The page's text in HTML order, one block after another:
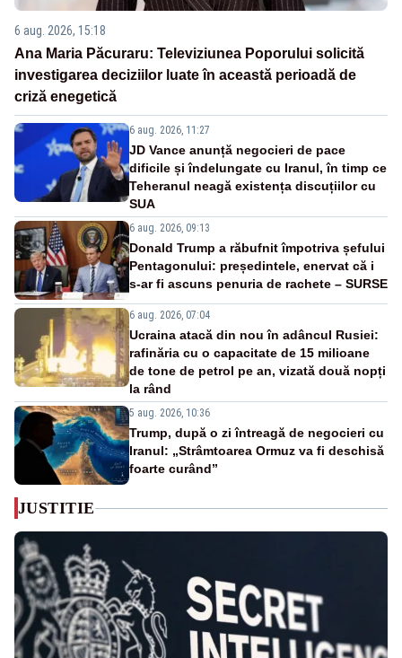
6 aug. 2026, 15:18
Ana Maria Păcuraru: Televiziunea Poporului solicită
investigarea deciziilor luate în această perioadă de
criză enegetică
6 aug. 2026, 11:27
JD Vance anunță negocieri de pace
dificile și îndelungate cu Iranul, în timp ce
Teheranul neagă existența discuțiilor cu
SUA
6 aug. 2026, 09:13
Donald Trump a răbufnit împotriva șefului
Pentagonului: președintele, enervat că i
s-ar fi ascuns penuria de rachete – SURSE
6 aug. 2026, 07:04
Ucraina atacă din nou în adâncul Rusiei:
rafinăria cu o capacitate de 15 milioane
de tone de petrol pe an, vizată două nopți
la rând
5 aug. 2026, 10:36
Trump, după o zi întreagă de negocieri cu
Iranul: „Strâmtoarea Ormuz va fi deschisă
foarte curând”
JUSTITIE